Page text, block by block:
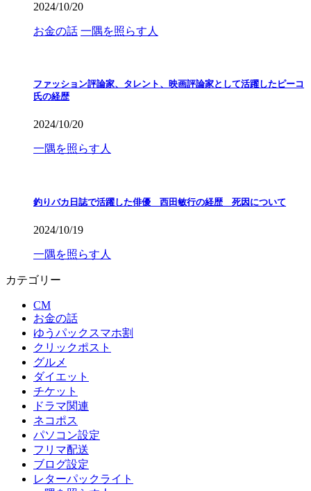
2024/10/20
お金の話 一隅を照らす人
ファッション評論家、タレント、映画評論家として活躍したピーコ
氏の経歴
2024/10/20
一隅を照らす人
釣りバカ日誌で活躍した俳優 西田敏行の経歴 死因について
2024/10/19
一隅を照らす人
カテゴリー
CM
お金の話
ゆうパックスマホ割
クリックポスト
グルメ
ダイエット
チケット
ドラマ関連
ネコポス
パソコン設定
フリマ配送
ブログ設定
レターパックライト